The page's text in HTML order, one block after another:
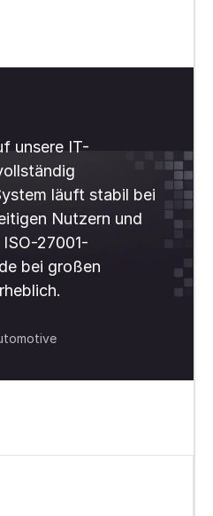
unsere IT-
läuft stabil bei
Nutzern und
27001-
bei großen